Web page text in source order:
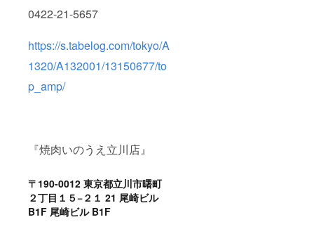
0422-21-5657
https://s.tabelog.com/tokyo/A
1320/A132001/13150677/to
p_amp/
『焼肉いのうえ立川店』
〒190-0012 東京都立川市曙町
２丁目１５−２１ 21 尾崎ビル
B1F 尾崎ビル B1F